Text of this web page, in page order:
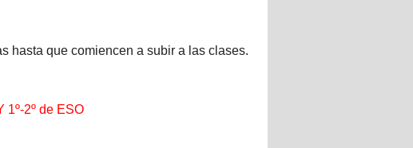
hasta que comiencen a subir a las clases.
1º-2º de ESO